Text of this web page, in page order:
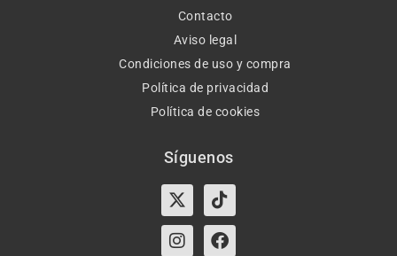
Contacto
Aviso legal
Condiciones de uso y compra
Política de privacidad
Política de cookies
Síguenos
X-
twitter
Tiktok
InstagramFacebook